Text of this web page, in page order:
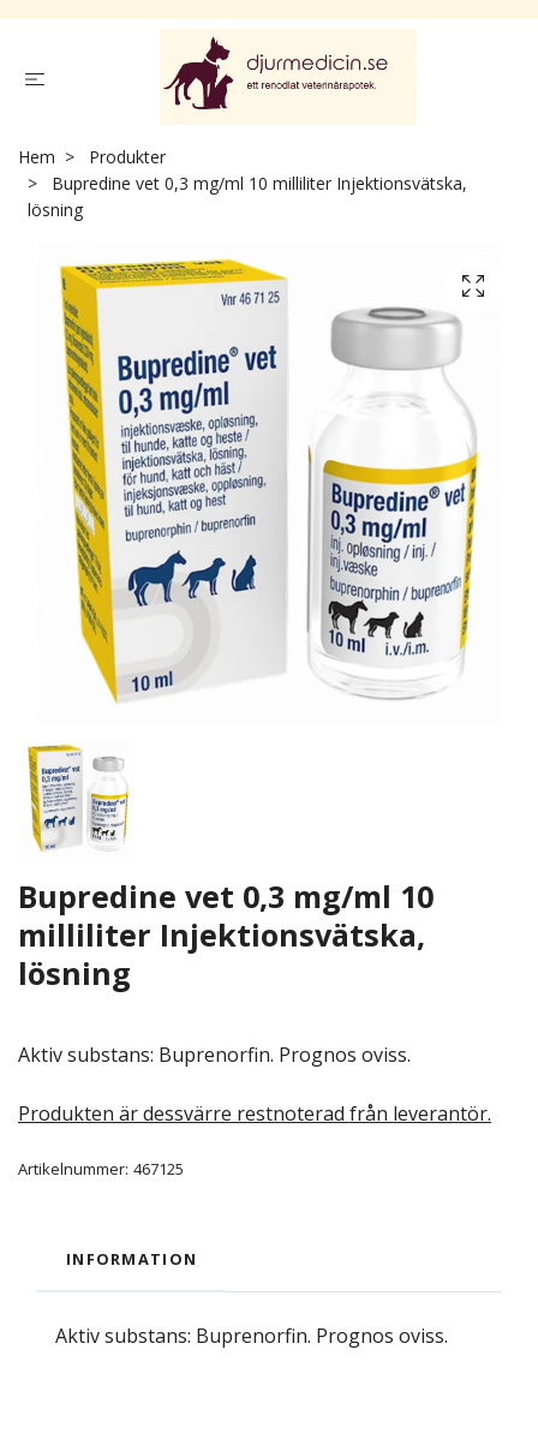
Hem
Produkter
Bupredine vet 0,3 mg/ml 10 milliliter Injektionsvätska,
lösning
Bupredine vet 0,3 mg/ml 10
milliliter Injektionsvätska,
lösning
Aktiv substans: Buprenorfin. Prognos oviss.
Produkten är dessvärre restnoterad från leverantör.
Artikelnummer: 467125
INFORMATION
Aktiv substans: Buprenorfin. Prognos oviss.